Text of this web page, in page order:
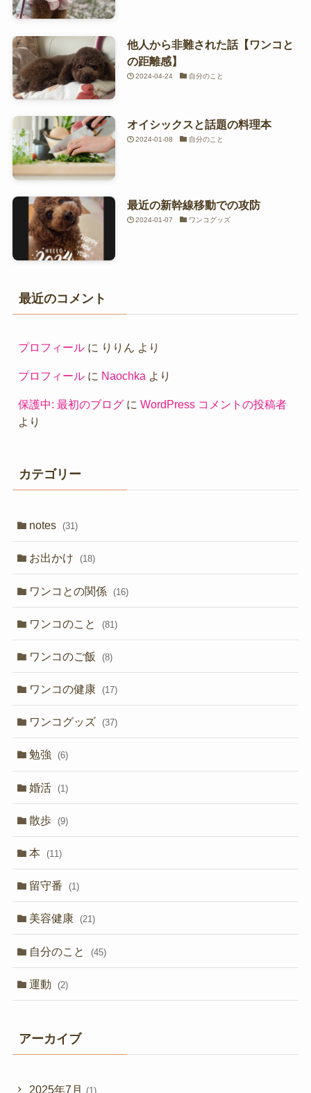
他人から非難された話【ワンコと
の距離感】
2024-04-24 自分のこと
オイシックスと話題の料理本
2024-01-08 自分のこと
最近の新幹線移動での攻防
2024-01-07 ワンコグッズ
最近のコメント
プロフィールに りりん より
プロフィールに Naochka より
保護中: 最初のブログに WordPress コメントの投稿者
より
カテゴリー
notes (31)
お出かけ (18)
ワンコとの関係 (16)
ワンコのこと (81)
ワンコのご飯 (8)
ワンコの健康 (17)
ワンコグッズ (37)
勉強 (6)
婚活 (1)
散歩 (9)
本 (11)
留守番 (1)
美容健康 (21)
自分のこと (45)
運動 (2)
アーカイブ
2025年7月 (1)